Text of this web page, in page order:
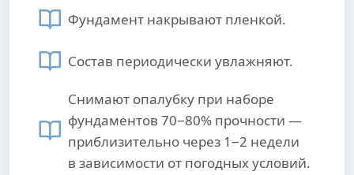
Фундамент накрывают пленкой.
Состав периодически увлажняют.
Снимают опалубку при наборе
фундаментов 70−80% прочности —
приблизительно через 1−2 недели
в зависимости от погодных условий.